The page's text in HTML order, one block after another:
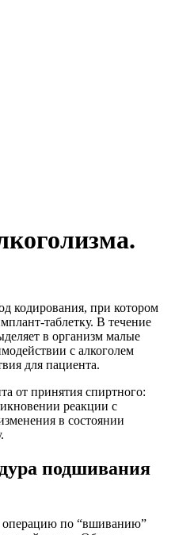
кодирования, при котором
таблетку. В течение
в организм малые
с алкоголем
для пациента.
от принятия спиртного:
реакции с
в состоянии
подшивания
по “вшиванию”